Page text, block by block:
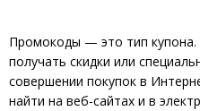
Промокоды — это тип
получать скидки или
совершении покупок в
найти на веб-сайтах и в